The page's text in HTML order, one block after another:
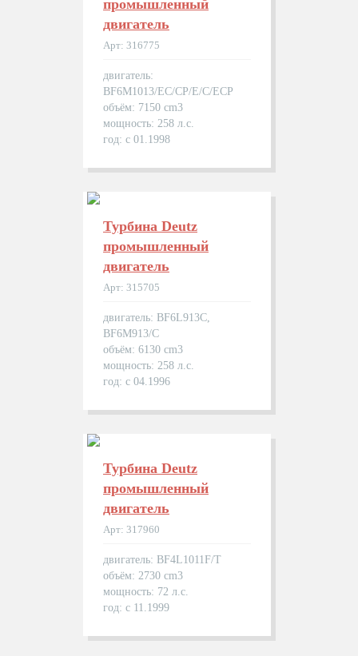
промышленный
двигатель
Арт: 316775
двигатель:
BF6M1013/EC/CP/E/C/ECP
объём: 7150 cm3
мощность: 258 л.с.
год: с 01.1998
Турбина Deutz
промышленный
двигатель
Арт: 315705
двигатель: BF6L913C,
BF6M913/C
объём: 6130 cm3
мощность: 258 л.с.
год: с 04.1996
Турбина Deutz
промышленный
двигатель
Арт: 317960
двигатель: BF4L1011F/T
объём: 2730 cm3
мощность: 72 л.с.
год: с 11.1999